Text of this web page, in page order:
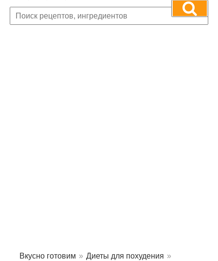
Вкусно готовим » Диеты для похудения »